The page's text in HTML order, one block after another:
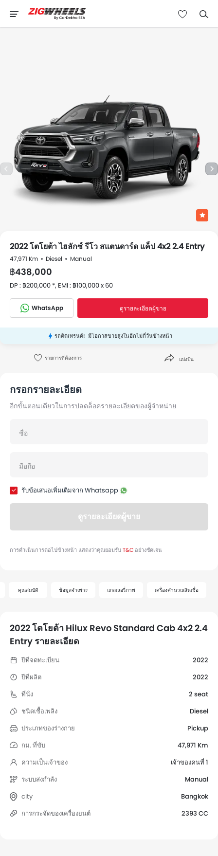
2022 โตโยต้า ไฮลักซ์ รีโว สแตนดาร์ด แค็ป 4x2 2.4 Entry
47,971 Km Diesel Manual
฿438,000
DP : ฿200,000 *, EMI : ฿100,000 x 60
WhatsApp ดูรายละเอียดผู้ขาย
รถติดเทรนด์! มีโอกาสขายสูงในอีกไม่กี่วันข้างหน้า
รายการที่ต้องการ แบ่งปัน
คุณสมบัติ ข้อมูลจำเพาะ แกลเลอรี่ภาพ เครื่องคำนวณสินเชื่อ
2022 โตโยต้า Hilux Revo Standard Cab 4x2 2.4
Entry รายละเอียด
ปีที่จดทะเบียน
2022
ปีที่ผลิต
2022
ที่นั่ง
2 seat
ชนิดเชื้อเพลิง
Diesel
ประเภทของร่างกาย
Pickup
กม. ที่ขับ
47,971 Km
ความเป็นเจ้าของ
เจ้าของคนที่ 1
ระบบส่งกำลัง
Manual
city
Bangkok
การกระจัดของเครื่องยนต์
2393 CC